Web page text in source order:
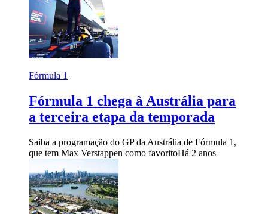
Fórmula 1
Fórmula 1 chega à Austrália para
a terceira etapa da temporada
Saiba a programação do GP da Austrália de Fórmula 1,
que tem Max Verstappen como favoritoHá 2 anos